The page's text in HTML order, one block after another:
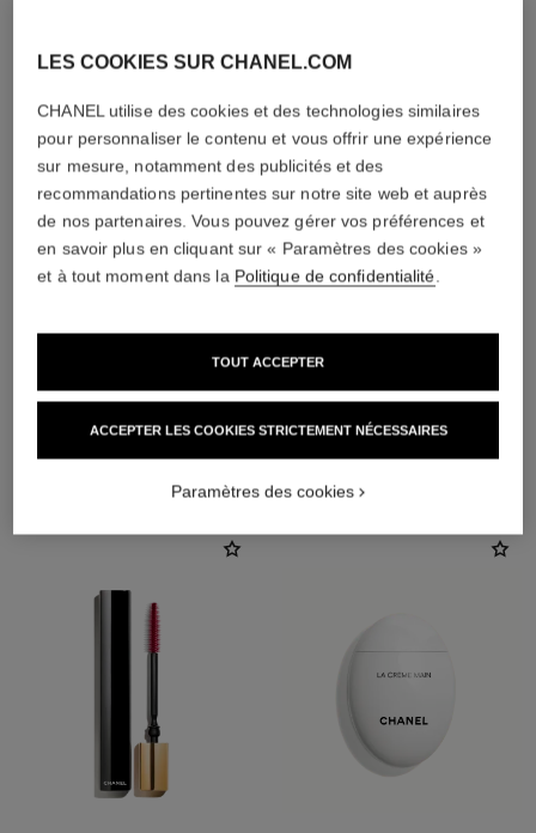
LES COOKIES SUR CHANEL.COM
CHANEL utilise des cookies et des technologies similaires
pour personnaliser le contenu et vous offrir une expérience
sur mesure, notamment des publicités et des
recommandations pertinentes sur notre site web et auprès
de nos partenaires. Vous pouvez gérer vos préférences et
en savoir plus en cliquant sur « Paramètres des cookies »
et à tout moment dans la Politique de confidentialité
ACCEPTER LES COOKIES STRICTEMENT NÉCESSAIRES
TOUT ACCEPTER
Paramètres des cookies